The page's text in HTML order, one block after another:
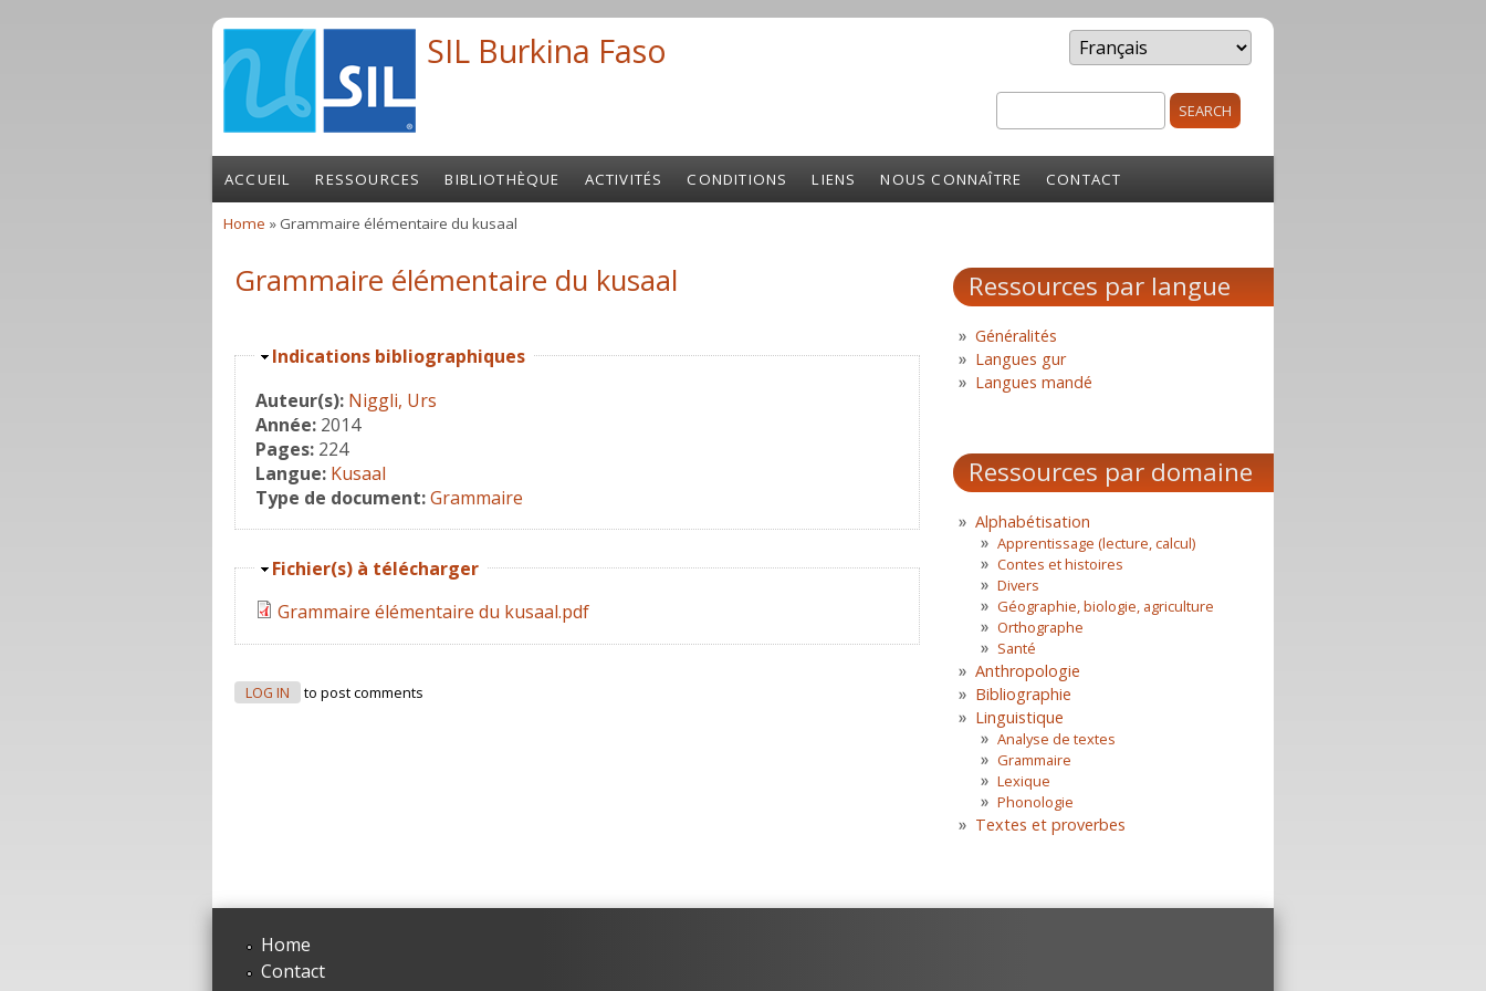
SIL Burkina Faso
Search form
ACCUEIL RESSOURCES BIBLIOTHÈQUE ACTIVITÉS CONDITIONS LIENS NOUS CONNAÎTRE CONTACT
Home » Grammaire élémentaire du kusaal
Grammaire élémentaire du kusaal
Hide
Indications bibliographiques
Auteur(s): Niggli, Urs
Année: 2014
Pages: 224
Langue: Kusaal
Type de document:Grammaire
Hide
Fichier(s) à télécharger
Grammaire élémentaire du kusaal.pdf
LOG IN to post comments
Ressources par langue
Généralités
Langues gur
Langues mandé
Ressources par domaine
Alphabétisation
Apprentissage (lecture, calcul)
Contes et histoires
Divers
Géographie, biologie, agriculture
Orthographe
Santé
Anthropologie
Bibliographie
Linguistique
Analyse de textes
Grammaire
Lexique
Phonologie
Textes et proverbes
Home
Contact